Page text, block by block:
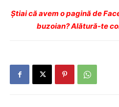
Ştiai că avem o pagină de
buzoian? Alătură-te